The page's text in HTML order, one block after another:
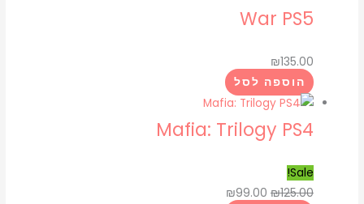
War PS5
₪135.00
הוספה לסל
Mafia: Trilogy PS4
Sale!
₪125.00
₪99.00